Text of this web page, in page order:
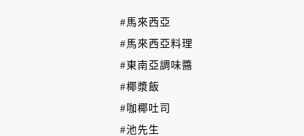
#馬來西亞
#馬來西亞料理
#東南亞調味醬
#椰漿飯
#咖椰吐司
#池先生